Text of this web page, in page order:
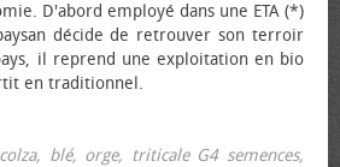
D'abord employé dans une ETA (*)
décide de retrouver son terroir
il reprend une exploitation en bio
en traditionnel.
blé, orge, triticale G4 semences,